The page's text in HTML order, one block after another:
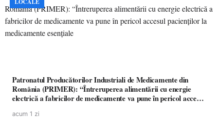
LOCALE
Patronatul Producătorilor Industriali de Medicamente din
România (PRIMER): “Întreruperea alimentării cu energie
electrică a fabricilor de medicamente va pune în pericol accesul
acum 1 zi